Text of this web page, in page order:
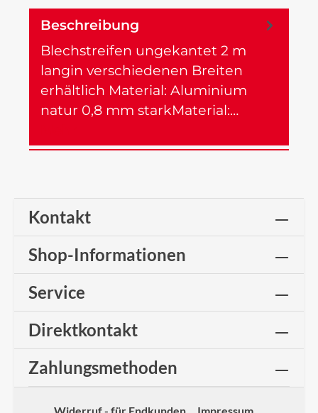
Beschreibung
Blechstreifen ungekantet 2 m
langin verschiedenen Breiten
erhältlich Material: Aluminium
natur 0,8 mm starkMaterial:…
Kontakt
Shop-Informationen
Service
Direktkontakt
Zahlungsmethoden